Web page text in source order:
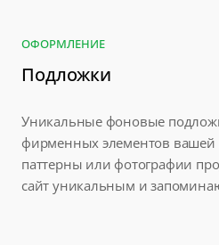
ОФОРМЛЕНИЕ
Подложки
Уникальные фоновые
фирменных элементов
паттерны или фотографии
сайт уникальным и